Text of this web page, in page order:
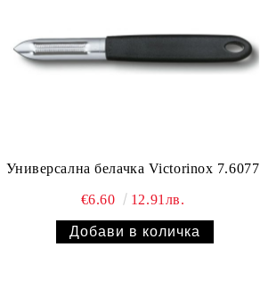
Универсална белачка Victorinox 7.6077
€6.60 12.91лв.